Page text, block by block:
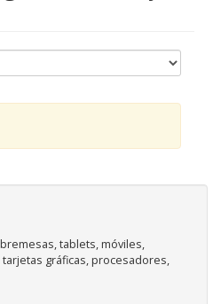
tablets, móviles,
gráficas, procesadores,